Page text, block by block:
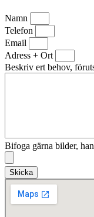
Namn
Telefon
Email
Adress + Ort
Beskriv ert behov,
Bifoga gärna bilder,
Skicka